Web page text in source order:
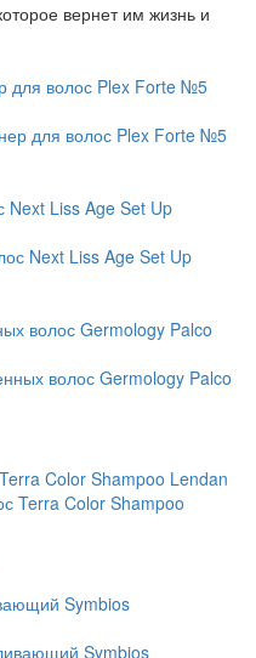
вернет им жизнь и
для волос Plex Forte №5
Liss Age Set Up
волос Germology Palco
Color Shampoo Lendan
Symbios